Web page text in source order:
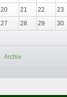
20 21 22
23
27 28 29
30
Archiv